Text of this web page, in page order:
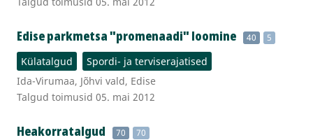
Edise parkmetsa "promenaadi" loomine 40 5
Külatalgud
Spordi- ja terviserajatised
Ida-Virumaa, Jõhvi vald, Edise
Talgud toimusid 05. mai 2012
Heakorratalgud 70 70